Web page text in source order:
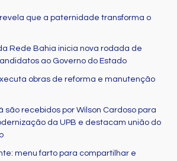
revela que a paternidade transforma o
Rede Bahia inicia nova rodada de
ao Governo do Estado
obras de reforma e manutenção
são recebidos por Wilson Cardoso para
da UPB e destacam união do
menu farto para compartilhar e